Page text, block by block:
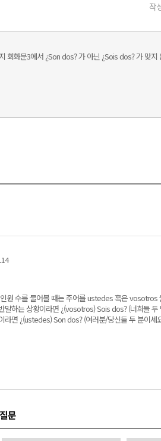
작
회화문3에서 ¿Son dos? 가 아닌 ¿Sois dos? 가 맞
원 수를 물어볼 때는 주어를 ustedes 혹은 vosotros
말하는 상황이라면 ¿(vosotros) Sois dos? (너희들 두
라면 ¿(ustedes) Son dos? (여러분/당신들 두 분이세
문